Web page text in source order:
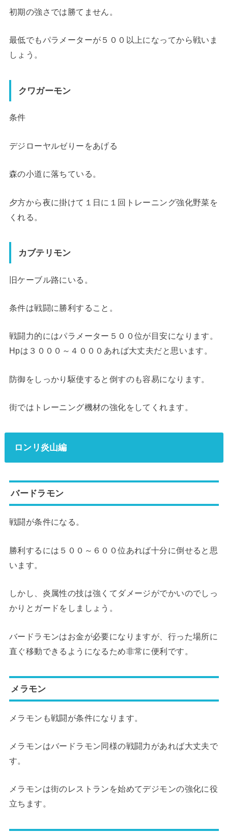
初期の強さでは勝てません。
最低でもパラメーターが５００以上になってから戦いま
しょう。
クワガーモン
条件
デジローヤルゼりーをあげる
森の小道に落ちている。
夕方から夜に掛けて１日に１回トレーニング強化野菜を
くれる。
カブテリモン
旧ケーブル路にいる。
条件は戦闘に勝利すること。
戦闘力的にはパラメーター５００位が目安になります。
Hpは３０００～４０００あれば大丈夫だと思います。
防御をしっかり駆使すると倒すのも容易になります。
街ではトレーニング機材の強化をしてくれます。
ロンリ炎山編
バードラモン
戦闘が条件になる。
勝利するには５００～６００位あれば十分に倒せると思
います。
しかし、炎属性の技は強くてダメージがでかいのでしっ
かりとガードをしましょう。
バードラモンはお金が必要になりますが、行った場所に
直ぐ移動できるようになるため非常に便利です。
メラモン
メラモンも戦闘が条件になります。
メラモンはバードラモン同様の戦闘力があれば大丈夫で
す。
メラモンは街のレストランを始めてデジモンの強化に役
立ちます。